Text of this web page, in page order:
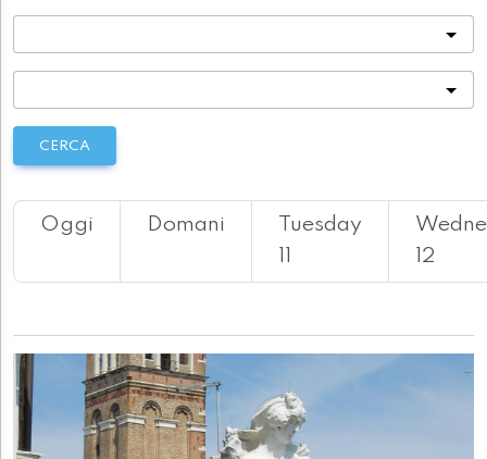
CERCA
Oggi Domani
Tuesday
11
12